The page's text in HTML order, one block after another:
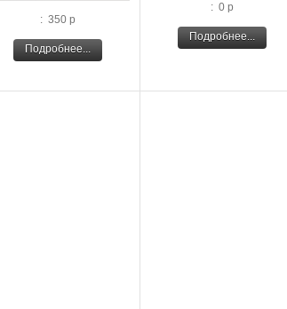
: 350 р
Подробнее...
: 0 р
Подробнее...